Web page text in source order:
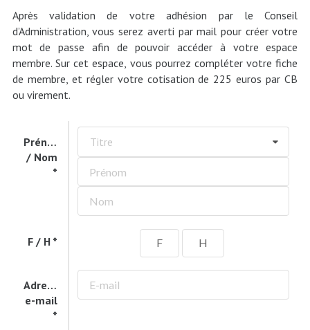
Après validation de votre adhésion par le Conseil
d’Administration, vous serez averti par mail pour créer votre
mot de passe afin de pouvoir accéder à votre espace
membre. Sur cet espace, vous pourrez compléter votre fiche
de membre, et régler votre cotisation de 225 euros par CB
ou virement.
Prénom
/ Nom
Titre
F / H F H
Adresse
e-mail